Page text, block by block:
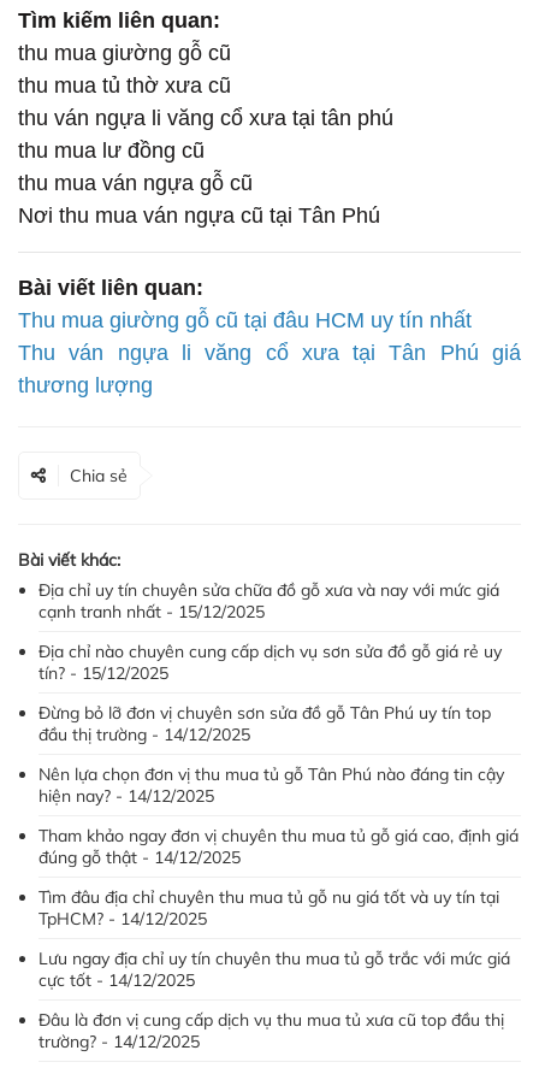
Tìm kiếm liên quan:
thu mua giường gỗ cũ
thu mua tủ thờ xưa cũ
thu ván ngựa li văng cổ xưa tại tân phú
thu mua lư đồng cũ
thu mua ván ngựa gỗ cũ
Nơi thu mua ván ngựa cũ tại Tân Phú
Bài viết liên quan:
Thu mua giường gỗ cũ tại đâu HCM uy tín nhất
Thu ván ngựa li văng cổ xưa tại Tân Phú giá
thương lượng
Chia sẻ
Bài viết khác:
Địa chỉ uy tín chuyên sửa chữa đồ gỗ xưa và nay với mức giá
cạnh tranh nhất - 15/12/2025
Địa chỉ nào chuyên cung cấp dịch vụ sơn sửa đồ gỗ giá rẻ uy
tín? - 15/12/2025
Đừng bỏ lỡ đơn vị chuyên sơn sửa đồ gỗ Tân Phú uy tín top
đầu thị trường - 14/12/2025
Nên lựa chọn đơn vị thu mua tủ gỗ Tân Phú nào đáng tin cậy
hiện nay? - 14/12/2025
Tham khảo ngay đơn vị chuyên thu mua tủ gỗ giá cao, định giá
đúng gỗ thật - 14/12/2025
Tìm đâu địa chỉ chuyên thu mua tủ gỗ nu giá tốt và uy tín tại
TpHCM? - 14/12/2025
Lưu ngay địa chỉ uy tín chuyên thu mua tủ gỗ trắc với mức giá
cực tốt - 14/12/2025
Đâu là đơn vị cung cấp dịch vụ thu mua tủ xưa cũ top đầu thị
trường? - 14/12/2025